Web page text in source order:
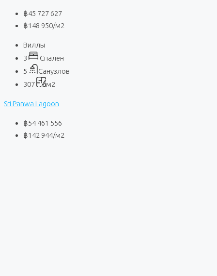
฿45 727 627
฿148 950/м2
Виллы
3
Спален
5
Санузлов
307
м2
Sri Panwa Lagoon
฿54 461 556
฿142 944/м2